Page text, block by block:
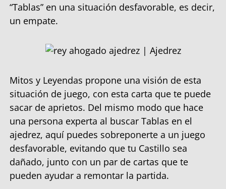
“Tablas” en una situación desfavorable, es decir,
un empate.
Mitos y Leyendas propone una visión de esta
situación de juego, con esta carta que te puede
sacar de aprietos. Del mismo modo que hace
una persona experta al buscar Tablas en el
ajedrez, aquí puedes sobreponerte a un juego
desfavorable, evitando que tu Castillo sea
dañado, junto con un par de cartas que te
pueden ayudar a remontar la partida.